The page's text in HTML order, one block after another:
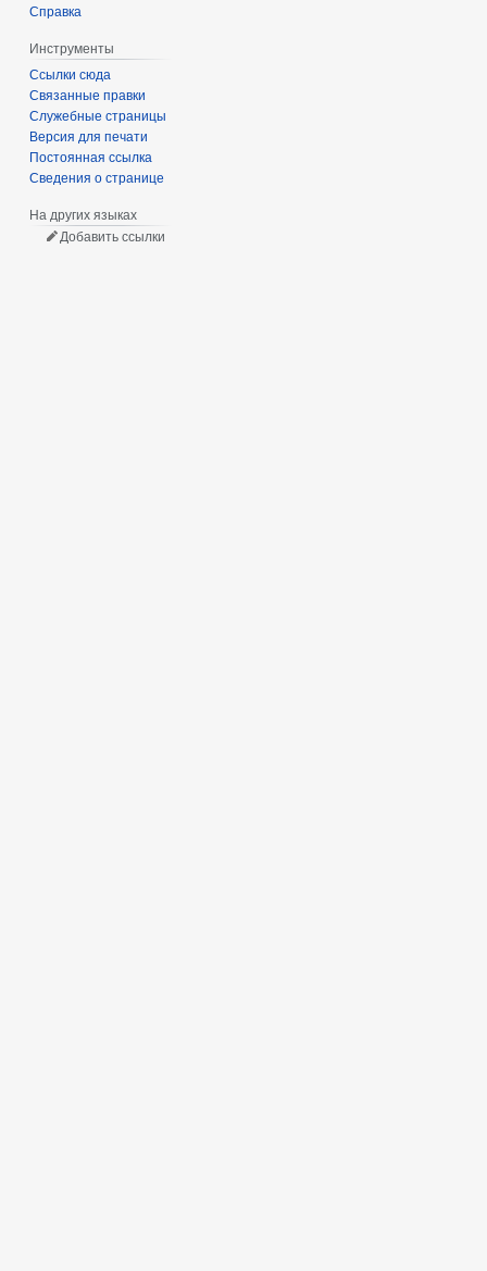
Справка
Инструменты
Ссылки сюда
Связанные правки
Служебные страницы
Версия для печати
Постоянная ссылка
Сведения о странице
На других языках
Добавить ссылки